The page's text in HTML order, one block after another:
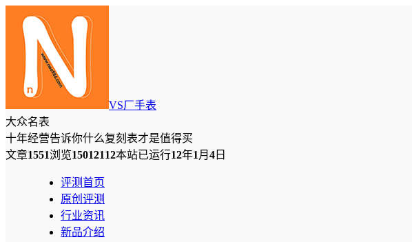
VS厂手表
大众名表
十年经营告诉你什么复刻表才是值得买
文章1551浏览15012112本站已运行12年1 月 4 日
评测首页
原创评测
行业资讯
新品介绍